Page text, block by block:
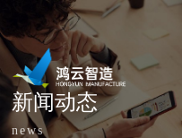
新闻动态
news